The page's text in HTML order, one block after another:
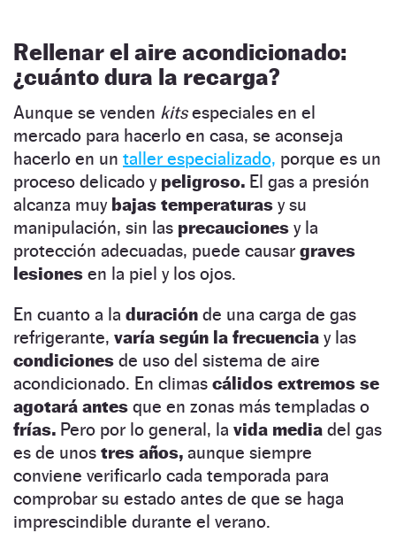
Rellenar el aire acondicionado:
¿cuánto dura la recarga?
Aunque se venden kitsespeciales en el
mercado para hacerlo en casa, se aconseja
hacerlo en un taller especializado, porque es un
proceso delicado y peligroso. El gas a presión
alcanza muy bajas temperaturas y su
manipulación, sin las precauciones y la
protección adecuadas, puede causar graves
lesiones en la piel y los ojos.
En cuanto a la duración de una carga de gas
refrigerante, varía según la frecuencia y las
condiciones de uso del sistema de aire
acondicionado. En climas cálidos extremos se
agotará antes que en zonas más templadas o
frías. Pero por lo general, la vida media del gas
es de unos tres años, aunque siempre
conviene verificarlo cada temporada para
comprobar su estado antes de que se haga
imprescindible durante el verano.